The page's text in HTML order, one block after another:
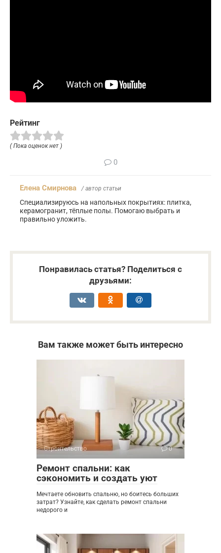
Рейтинг
( Пока оценок нет )
0
Елена Смирнова / автор статьи
Специализируюсь на напольных покрытиях: плитка,
керамогранит, тёплые полы. Помогаю выбрать и
правильно уложить.
Понравилась статья? Поделиться с
друзьями:
Вам также может быть интересно
Строительство 0
Ремонт спальни: как
сэкономить и создать уют
Мечтаете обновить спальню, но боитесь больших
затрат? Узнайте, как сделать ремонт спальни
недорого и